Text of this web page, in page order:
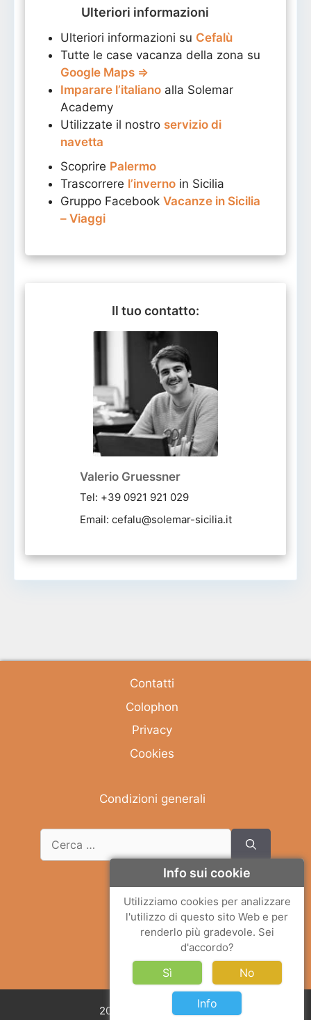
Ulteriori informazioni
Ulteriori informazioni su Cefalù
Tutte le case vacanza della zona su
Google Maps ⇒
Imparare l’italiano alla Solemar
Academy
Utilizzate il nostro servizio di
navetta
Scoprire Palermo
Trascorrere l’inverno in Sicilia
Gruppo Facebook Vacanze in Sicilia
– Viaggi
Il tuo contatto:
Valerio Gruessner
Tel: +39 0921 921 029
Email: cefalu@solemar-sicilia.it
Contatti
Colophon
Privacy
Cookies
Condizioni generali
Deutsch
English
Italiano
2026 © Solemar Sicilia
Info sui cookie
Utilizziamo cookies per analizzare
l'utilizzo di questo sito Web e per
renderlo più gradevole. Sei
d'accordo?
Sì No
Info